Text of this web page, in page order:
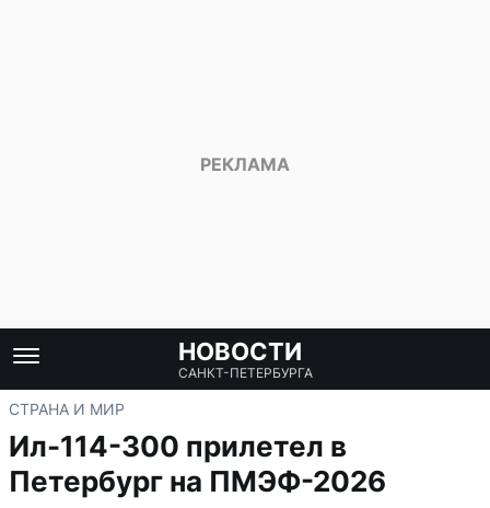
НОВОСТИ
САНКТ-ПЕТЕРБУРГА
СТРАНА И МИР
Ил-114-300 прилетел в
Петербург на ПМЭФ-2026